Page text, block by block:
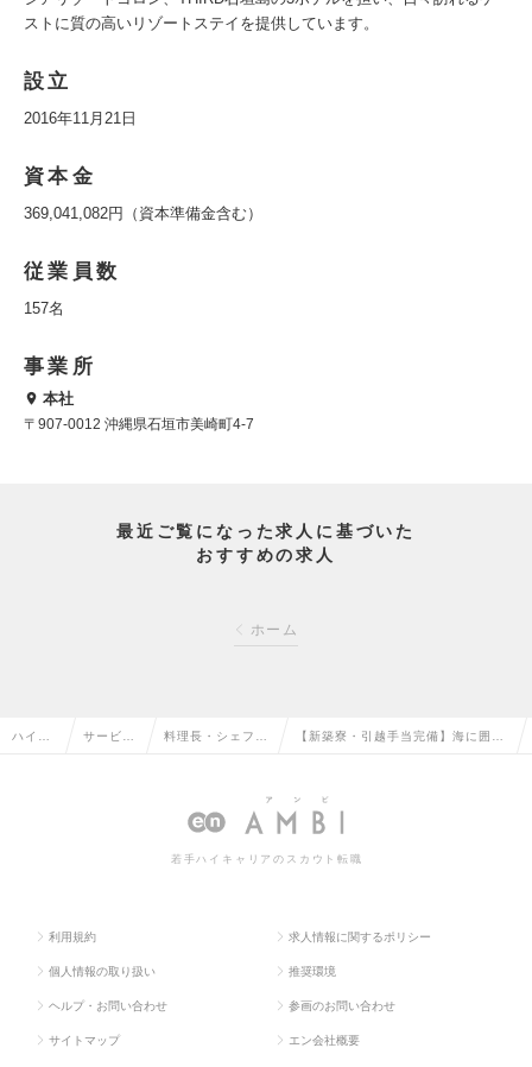
ストに質の高いリゾートステイを提供しています。
設立
2016年11月21日
資本金
369,041,082円（資本準備金含む）
従業員数
157名
事業所
本社
〒907-0012 沖縄県石垣市美崎町4-7
最近ご覧になった求人に基づいた
おすすめの求人
ホーム
ハイク サービ 料理長・シェフ・
開発の転職
【新築寮・引越手当完備】海に囲ま
料理長募集の求人情報
若手ハイキャリアのスカウト転職
利用規約 求人情報に関するポリシー
個人情報の取り扱い 推奨環境
ヘルプ・お問い合わせ 参画のお問い合わせ
サイトマップ エン会社概要